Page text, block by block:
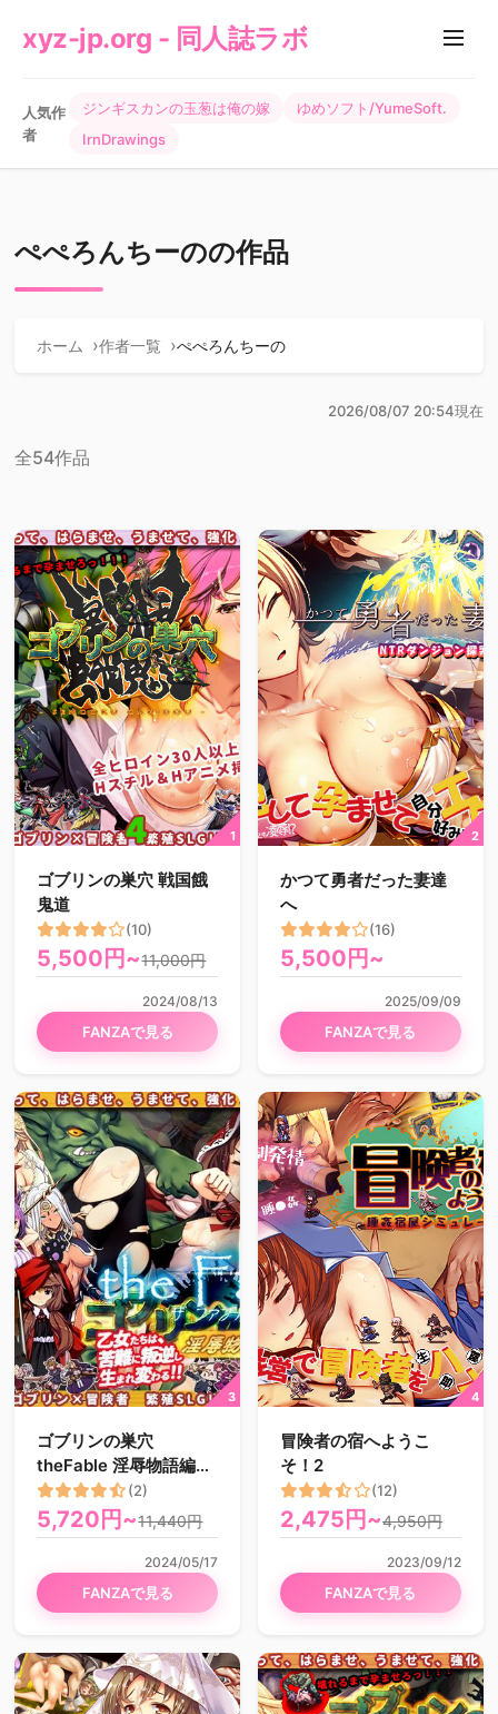
xyz-jp.org - 同人誌ラボ
人気作
者
ジンギスカンの玉葱は俺の嫁
ゆめソフト/YumeSoft.
IrnDrawings
ぺぺろんちーのの作品
ホーム 作者一覧 ぺぺろんちーの
2026/08/07 20:54現在
全54作品
ゴブリンの巣穴 戦国餓
鬼道
(10)
5,500円~11,000円
FANZAで見る
2024/08/13
かつて勇者だった妻達
へ
(16)
5,500円~
FANZAで見る
2025/09/09
ゴブリンの巣穴
theFable 淫辱物語編纂
版
(2)
5,720円~11,440円
FANZAで見る
2024/05/17
冒険者の宿へようこ
そ！2
(12)
2,475円~4,950円
FANZAで見る
2023/09/12